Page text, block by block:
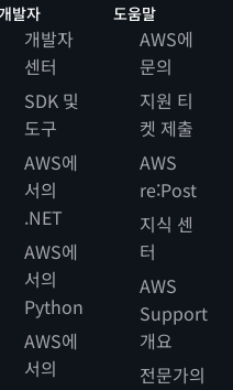
발자
개발자
센터
SDK 및
도구
AWS에
서의
.NET
AWS에
서의
Python
AWS에
서의
도움말
AWS에
문의
지원 티
켓 제출
AWS
re:Post
지식 센
터
AWS
Support
개요
전문가의